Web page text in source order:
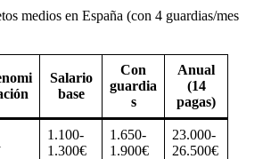
medios en España (con 4 guardias/mes
Salario
base
Con
guardia
s
Anual
(14
pagas)
1.100-
1.300€
1.650-
1.900€
23.000-
26.500€